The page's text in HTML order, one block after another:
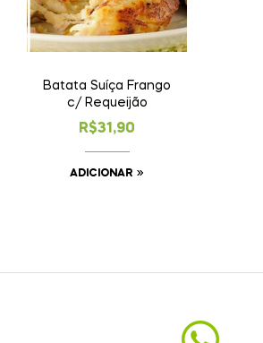
Batata Suíça Frango
c/ Requeijão
R$31,90
ADICIONAR